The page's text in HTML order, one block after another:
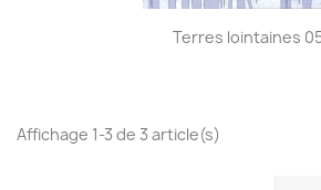
Terres lointaines
Affichage 1-3 de 3 article(s)